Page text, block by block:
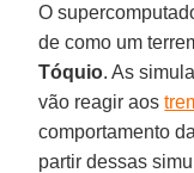
O
de como um
Tóquio. As
vão reagir aos
comportamento
partir dessas